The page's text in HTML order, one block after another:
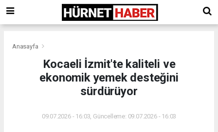
Anasayfa
Kocaeli İzmit'te kaliteli ve
ekonomik yemek desteğini
sürdürüyor
09.07.2026 - 16:03, Güncelleme: 09.07.2026 - 16:03